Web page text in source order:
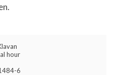
hour
6